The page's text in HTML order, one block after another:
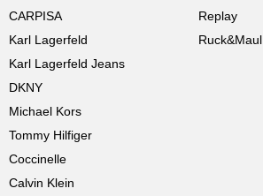
CARPISA
Karl Lagerfeld
Karl Lagerfeld Jeans
DKNY
Michael Kors
Tommy Hilfiger
Coccinelle
Calvin Klein
Replay
Ruck&Maul